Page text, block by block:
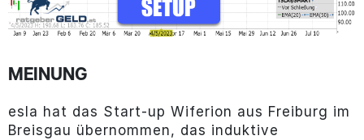
MEINUNG
esla hat das Start-up Wiferion aus Freiburg im
Breisgau übernommen, das induktive